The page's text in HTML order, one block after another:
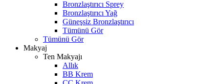
Bronzlaştırıcı Sprey
Bronzlaştırıcı Yağ
Güneşsiz Bronzlaştırıcı
Tümünü Gör
Tümünü Gör
Makyaj
Ten Makyajı
Allık
BB Krem